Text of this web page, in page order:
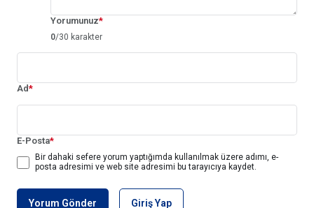
Yorumunuz*
0/30 karakter
Ad*
E-Posta*
Bir dahaki sefere yorum yaptığımda kullanılmak üzere adımı, e-
posta adresimi ve web site adresimi bu tarayıcıya kaydet.
Yorum Gönder Giriş Yap